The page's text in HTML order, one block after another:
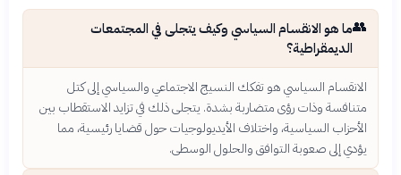
👥ما هو الانقسام السياسي وكيف يتجلى في المجتمعات
الديمقراطية؟
الانقسام السياسي هو تفكك النسيج الاجتماعي والسياسي إلى كتل
متنافسة وذات رؤى متضاربة بشدة. يتجلى ذلك في تزايد الاستقطاب بين
الأحزاب السياسية، واختلاف الأيديولوجيات حول قضايا رئيسية، مما
يؤدي إلى صعوبة التوافق والحلول الوسطى.